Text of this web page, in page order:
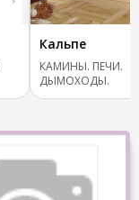
Кальпе
КАМИНЫ. ПЕЧИ.
ДЫМОХОДЫ.
ОТОПЛЕНИЕ.